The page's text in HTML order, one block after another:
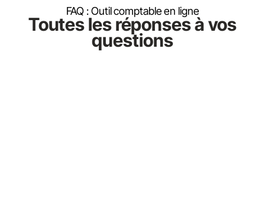
FAQ : Outil comptable en ligne​
Toutes les réponses à vos
questions